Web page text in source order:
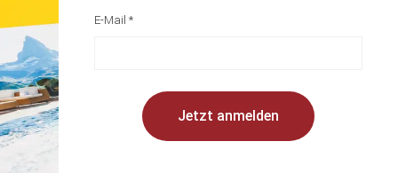
E-Mail *
Jetzt anmelden